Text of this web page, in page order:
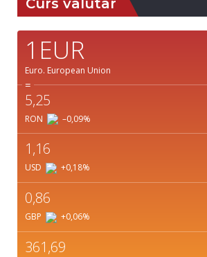
1EUR
Euro. European Union
=
5,25
RON –0,09%
1,16
USD +0,18%
0,86
GBP +0,06%
361,69